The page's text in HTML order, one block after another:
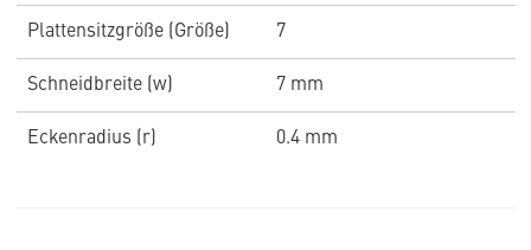
Plattensitzgröße (Größe) 7
Schneidbreite (w) 7 mm
Eckenradius (r) 0.4 mm